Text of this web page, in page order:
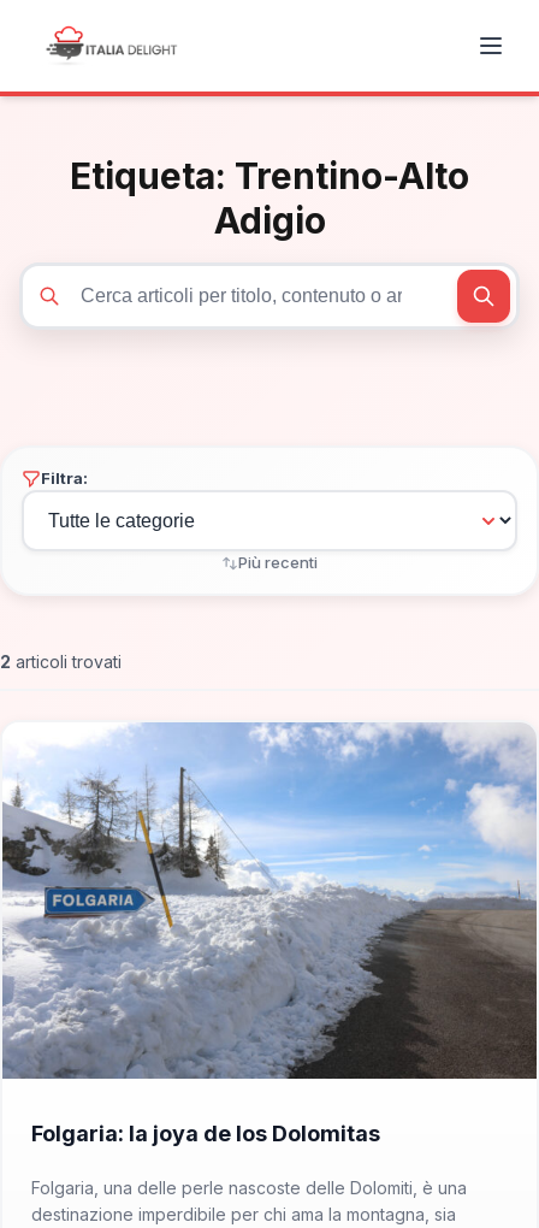
Etiqueta: Trentino-Alto
Adigio
Filtra:
Più recenti
2 articoli trovati
Folgaria: la joya de los Dolomitas
Folgaria, una delle perle nascoste delle Dolomiti, è una
destinazione imperdibile per chi ama la montagna, sia